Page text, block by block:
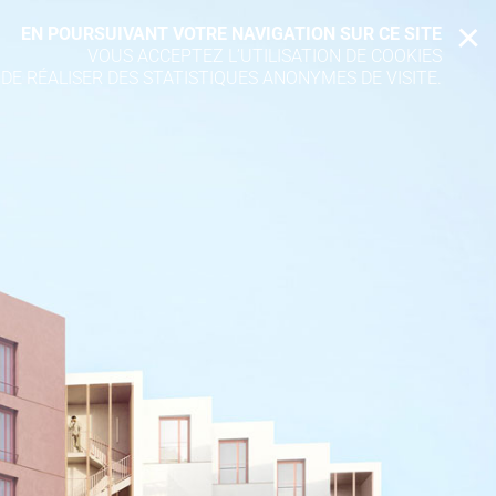
EN POURSUIVANT VOTRE NAVIGATION SUR CE SITE
VOUS ACCEPTEZ L’UTILISATION DE COOKIES
RÉALISER DES STATISTIQUES ANONYMES DE VISITE.
X